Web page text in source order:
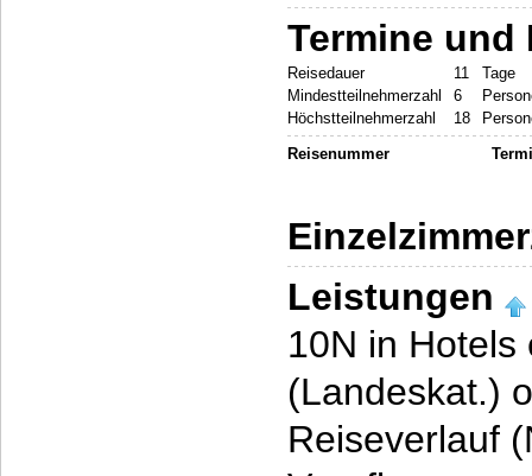
Termine und
Reisedauer 11
Tage
Mindestteilnehmerzahl
6
Höchstteilnehmerzahl
18
Reisenummer
Leistungen
10N in Hotels
(Landeskat.)
Reiseverlauf